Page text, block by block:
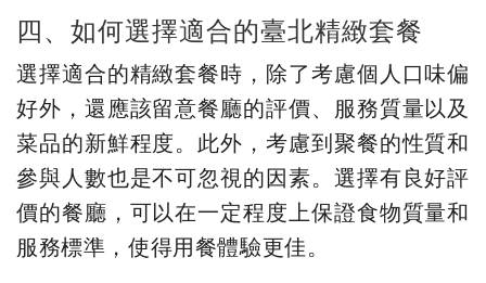
四、如何選擇適合的臺北精緻套餐
選擇適合的精緻套餐時，除了考慮個人口味偏
好外，還應該留意餐廳的評價、服務質量以及
菜品的新鮮程度。此外，考慮到聚餐的性質和
參與人數也是不可忽視的因素。選擇有良好評
價的餐廳，可以在一定程度上保證食物質量和
服務標準，使得用餐體驗更佳。